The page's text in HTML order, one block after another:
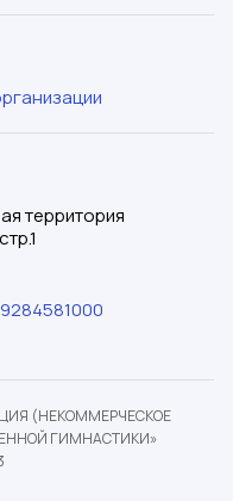
территория
(НЕКОММЕРЧЕСКОЕ
ГИМНАСТИКИ»